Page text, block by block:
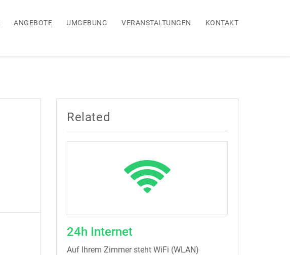
ANGEBOTE UMGEBUNG VERANSTALTUNGEN KONTAKT
Related
24h Internet
Auf Ihrem Zimmer steht WiFi (WLAN)